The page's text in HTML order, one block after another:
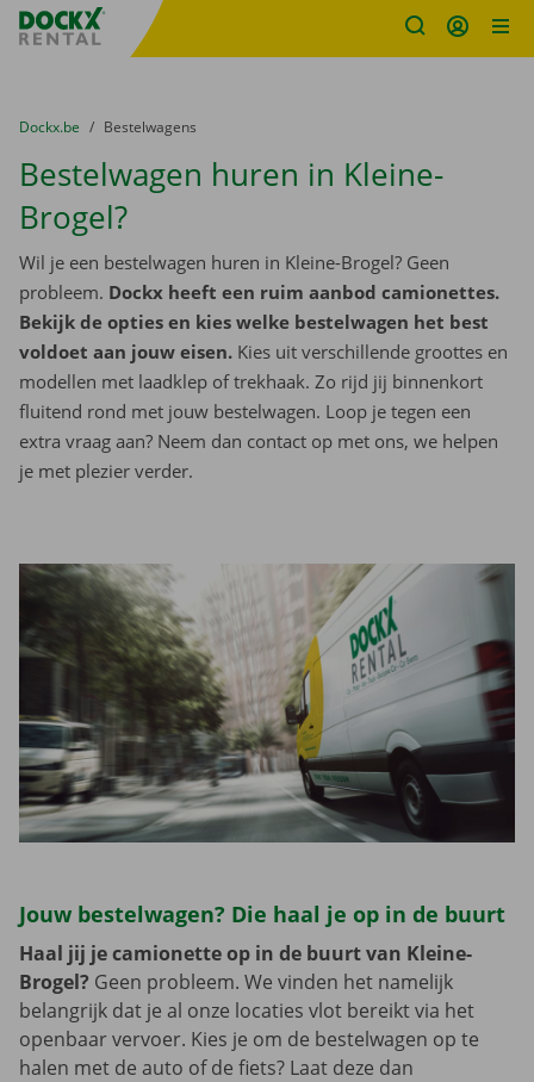
Fratello DEMO
U bevindt zich hier:
van
Dockx.be naar
Bestelwagens
Bestelwagen huren in Kleine-
Brogel?
Wil je een bestelwagen huren in Kleine-Brogel? Geen
probleem. Dockx heeft een ruim aanbod camionettes.
Bekijk de opties en kies welke bestelwagen het best
voldoet aan jouw eisen. Kies uit verschillende groottes en
modellen met laadklep of trekhaak. Zo rijd jij binnenkort
fluitend rond met jouw bestelwagen. Loop je tegen een
extra vraag aan? Neem dan contact op met ons, we helpen
je met plezier verder.
Jouw bestelwagen? Die haal je op in de buurt
Haal jij je camionette op in de buurt van Kleine-
Brogel? Geen probleem. We vinden het namelijk
belangrijk dat je al onze locaties vlot bereikt via het
openbaar vervoer. Kies je om de bestelwagen op te
halen met de auto of de fiets? Laat deze dan